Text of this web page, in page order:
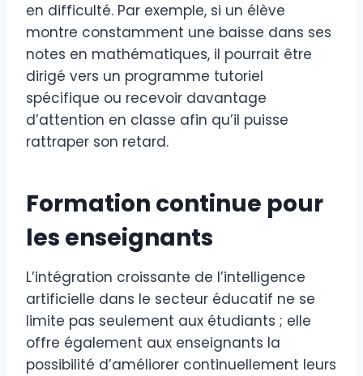
en difficulté. Par exemple, si un élève
montre constamment une baisse dans ses
notes en mathématiques, il pourrait être
dirigé vers un programme tutoriel
spécifique ou recevoir davantage
d’attention en classe afin qu’il puisse
rattraper son retard.
Formation continue pour
les enseignants
L’intégration croissante de l’intelligence
artificielle dans le secteur éducatif ne se
limite pas seulement aux étudiants ; elle
offre également aux enseignants la
possibilité d’améliorer continuellement leurs